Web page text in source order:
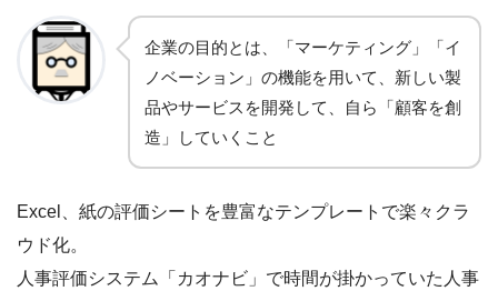
企業の目的とは、「マーケティング」「イ
ノベーション」の機能を用いて、新しい製
品やサービスを開発して、自ら「顧客を創
造」していくこと
Excel、紙の評価シートを豊富なテンプレートで楽々クラ
ウド化。
人事評価システム「カオナビ」で時間が掛かっていた人事